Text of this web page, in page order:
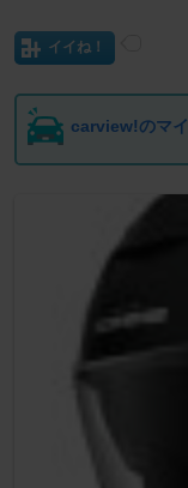
イイね！
carview!のマ